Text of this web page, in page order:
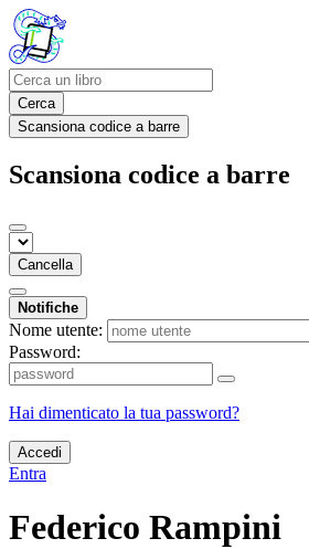
Cerca
Scansiona codice a barre
Scansiona codice a barre
Cancella
Notifiche
Nome utente:
Password:
Hai dimenticato la tua password?
Accedi
Entra
Federico Rampini